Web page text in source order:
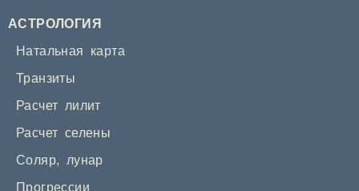
АСТРОЛОГИЯ
Натальная карта
Транзиты
Расчет лилит
Расчет селены
Соляр, лунар
Прогрессии